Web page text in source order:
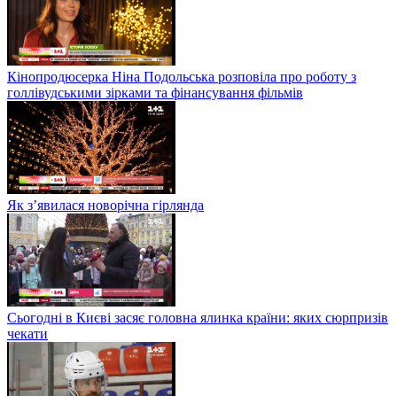
Кінопродюсерка Ніна Подольська розповіла про роботу з
голлівудськими зірками та фінансування фільмів
Як з’явилася новорічна гірлянда
Сьогодні в Києві засяє головна ялинка країни: яких сюрпризів
чекати